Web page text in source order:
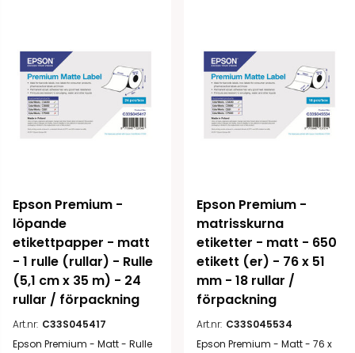
Epson Premium -
löpande
etikettpapper - matt
- 1 rulle (rullar) - Rulle
(5,1 cm x 35 m) - 24
rullar / förpackning
Art.nr: C33S045417
Epson Premium - Matt - Rulle
Epson Premium -
matrisskurna
etiketter - matt - 650
etikett (er) - 76 x 51
mm - 18 rullar /
förpackning
Art.nr: C33S045534
Epson Premium - Matt - 76 x